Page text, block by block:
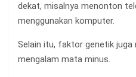
dekat, misalnya menonton
menggunakan komputer.
Selain itu, faktor genetik juga
mengalam mata minus.